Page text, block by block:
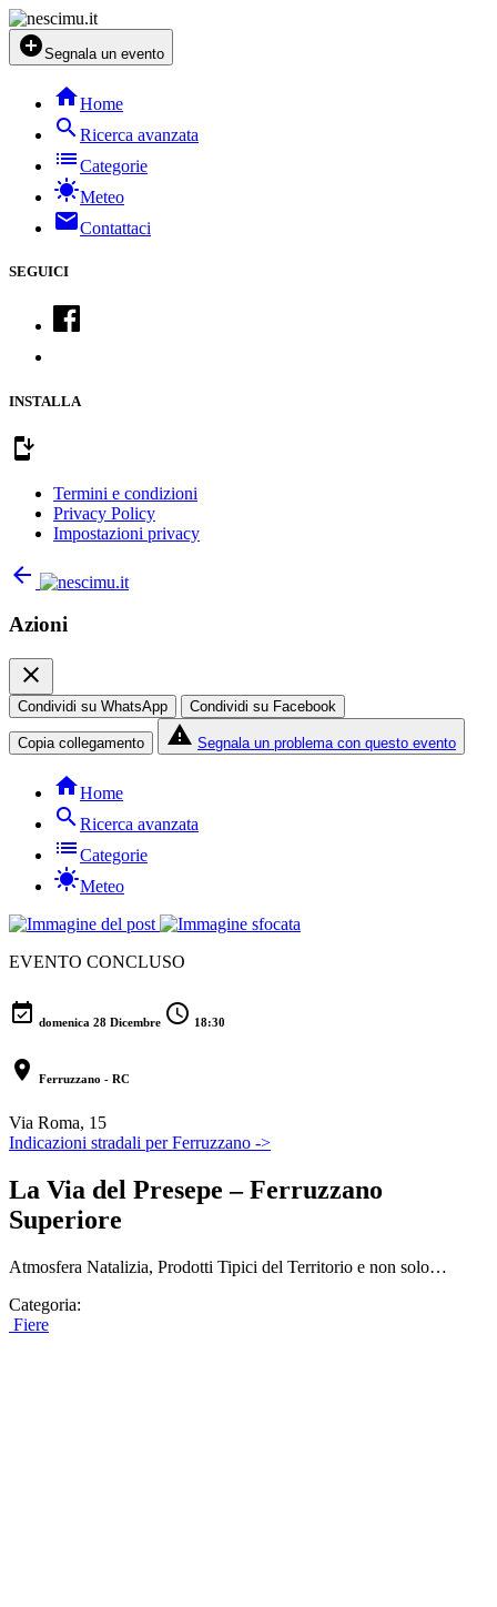
add_circleSegnala un evento
homeHome
searchRicerca avanzata
listCategorie
sunnyMeteo
mailContattaci
SEGUICI
INSTALLA
install_mobile
Termini e condizioni
Privacy Policy
Impostazioni privacy
arrow_back
Azioni
close
Condividi su WhatsApp Condividi su Facebook
Copia collegamento report_problem Segnala un problema con questo evento
homeHome
searchRicerca avanzata
listCategorie
sunnyMeteo
EVENTO CONCLUSO
event_available domenica 28 Dicembre schedule 18:30
location_on Ferruzzano - RC
Via Roma, 15
Indicazioni stradali per Ferruzzano ->
La Via del Presepe – Ferruzzano
Superiore
Atmosfera Natalizia, Prodotti Tipici del Territorio e non solo…
Categoria:
Fiere